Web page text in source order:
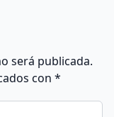
será publicada.
con *